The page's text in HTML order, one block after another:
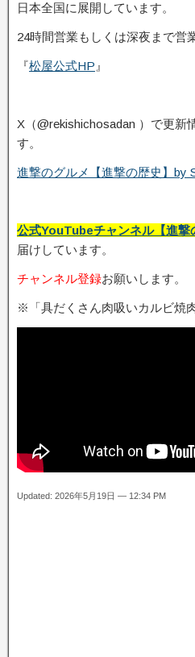
日本全国に展開しています。
24時間営業もしくは深夜まで営
『松屋公式HP 』
X（@rekishichosadan ）で更新
す。
進撃のグルメ【進撃の歴史】by
公式YouTubeチャンネル【進撃
届けしています。
チャンネル登録お願いします。
※「具だくさん肉吸いカルビ焼
Updated: 2026年5月19日 — 12:34 PM